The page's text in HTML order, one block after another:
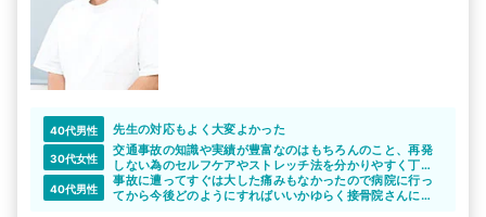
40代男性 先生の対応もよく大変よかった
30代女性
交通事故の知識や実績が豊富なのはもちろんのこと、再発
しない為のセルフケアやストレッチ法を分かりやすく丁寧
に教えてくださいました。
毎日、少しずつケアすることで、身体も強くなったように
40代男性
事故に遭ってすぐは大した痛みもなかったので病院に行っ
てから今後どのようにすればいいかゆらく接骨院さんに相